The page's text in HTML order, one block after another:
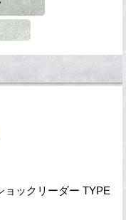
ョックリーダー TYPE